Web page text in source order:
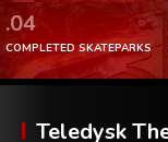
.04
COMPLETED SKATEPARKS
Teledysk